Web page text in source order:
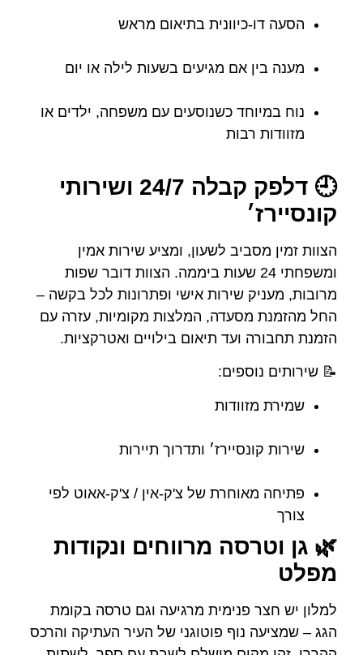
הסעה דו-כיוונית בתיאום מראש
מענה בין אם מגיעים בשעות לילה או יום
נוח במיוחד כשנוסעים עם משפחה, ילדים או
מזוודות רבות
🕘 דלפק קבלה 24/7 ושירותי
קונסיירז׳
הצוות זמין מסביב לשעון, ומציע שירות אמין
ומשפחתי 24 שעות ביממה. הצוות דובר שפות
מרובות, מעניק שירות אישי ופתרונות לכל בקשה –
החל מהזמנת מסעדה, המלצות מקומיות, עזרה עם
הזמנת תחבורה ועד תיאום בילויים ואטרקציות.
📝 שירותים נוספים:
שמירת מזוודות
שירות קונסיירז׳ ותדרוך תיירות
פתיחה מאוחרת של צ'ק‑אין / צ'ק‑אאוט לפי
צורך
🌿 גן וטרסה מרווחים ונקודות
מפלט
למלון יש חצר פנימית מרגיעה וגם טרסה בקומת
הגג – שמציעה נוף פוטוגני של העיר העתיקה והרכס